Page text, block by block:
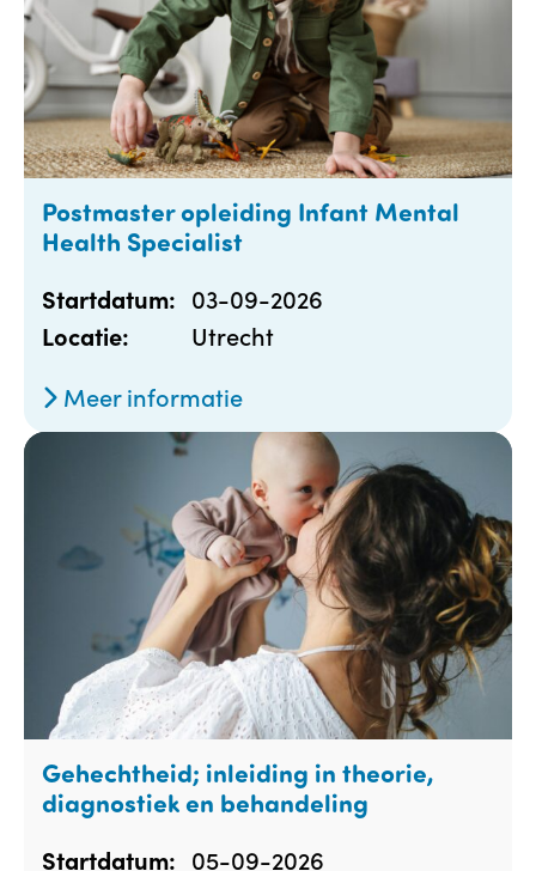
Postmaster opleiding Infant Mental
Health Specialist
Startdatum: 03-09-2026
Locatie:
Utrecht
Meer informatie
Gehechtheid; inleiding in theorie,
diagnostiek en behandeling
Startdatum: 05-09-2026